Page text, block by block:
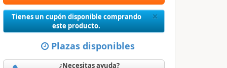
×Close
Tienes un cupón disponible comprando
este producto.
Plazas disponibles
¿Necesitas ayuda?